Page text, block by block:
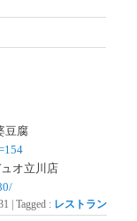
豆腐
オ立川店
| Tagged : レストラン